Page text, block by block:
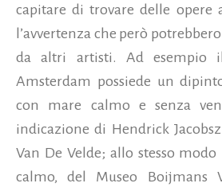
capitare di trovare delle opere
l’avvertenza che però
da altri artisti. Ad esempio
Amsterdam possiede un
con mare calmo e senza
indicazione di Hendrick
Van De Velde; allo stesso
calmo, del Museo Boijmans